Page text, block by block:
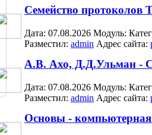
Семейство протоколов
Дата: 07.08.2026 Модуль:
Разместил: admin Адрес сайта:
А.В. Ахо, Д.Д.Ульман -
Дата: 07.08.2026 Модуль:
Разместил: admin Адрес сайта:
Основы -